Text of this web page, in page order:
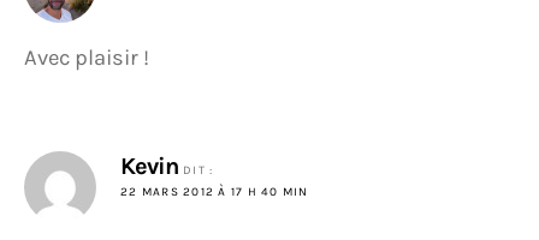
Avec plaisir !
Kevin DIT :
22 MARS 2012 À 17 H 40 MIN